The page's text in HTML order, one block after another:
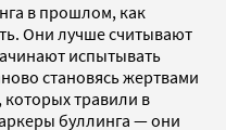
в прошлом, как
Они лучше считывают
испытывать
становясь жертвами
травили в
буллинга — они